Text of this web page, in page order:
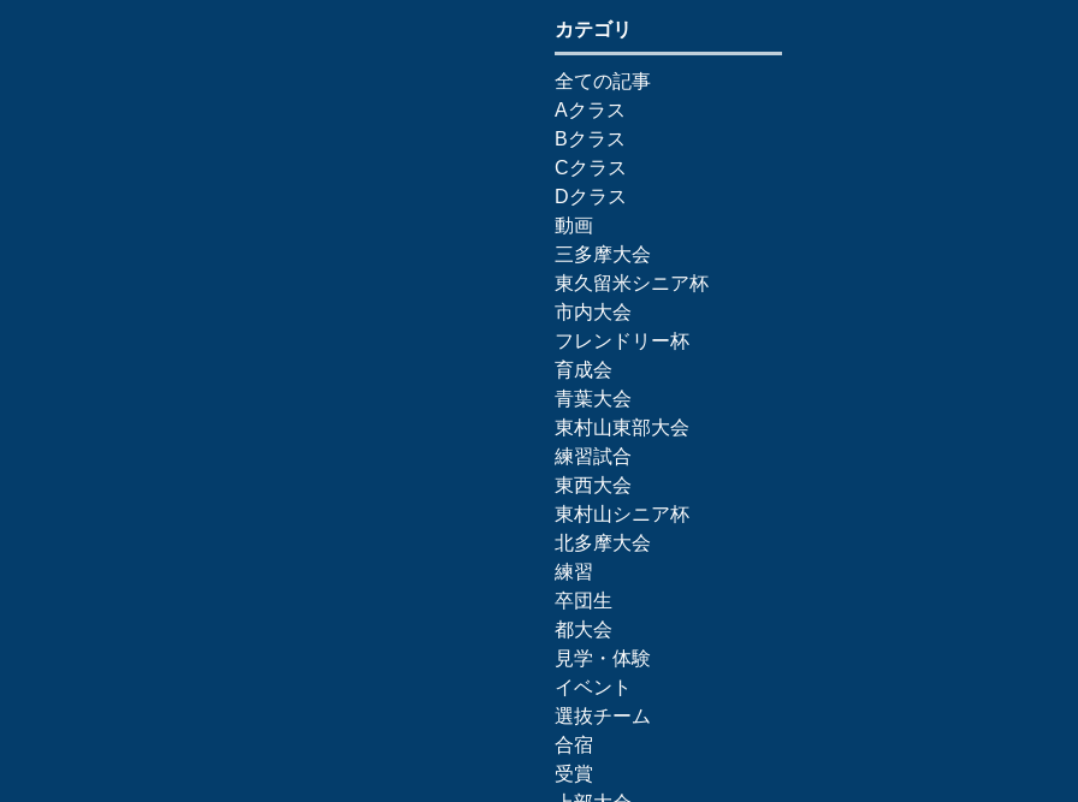
​カテゴリ
全ての記事
Aクラス
Bクラス
Cクラス
Dクラス
動画
三多摩大会
東久留米シニア杯
市内大会
フレンドリー杯
育成会
青葉大会
東村山東部大会
練習試合
東西大会
東村山シニア杯
北多摩大会
練習
卒団生
都大会
見学・体験
イベント
選抜チーム
合宿
受賞